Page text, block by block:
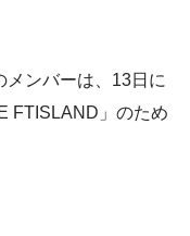
メンバーは、13日に
FTISLAND」のため